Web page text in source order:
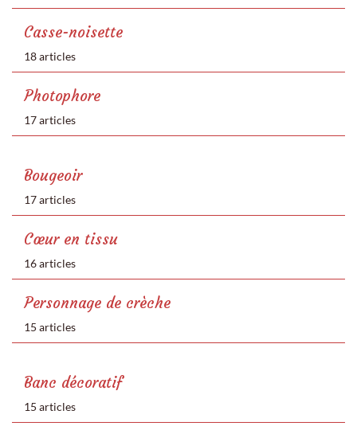
Casse-noisette
18 articles
Photophore
17 articles
Bougeoir
17 articles
Cœur en tissu
16 articles
Personnage de crèche
15 articles
Banc décoratif
15 articles